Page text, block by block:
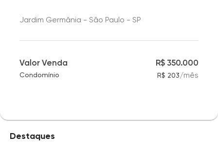
Jardim Germânia - São Paulo - SP
Valor Venda R$ 350.000
Condomínio R$ 203/mês
Destaques